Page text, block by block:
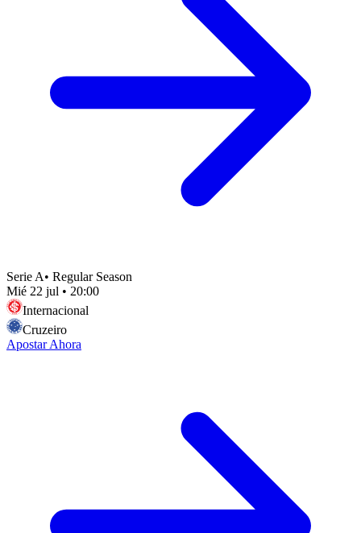
Serie A• Regular Season
Mié 22 jul • 20:00
Internacional
Cruzeiro
Apostar Ahora